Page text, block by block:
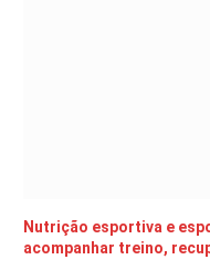
Nutrição esportiva e
acompanhar treino,